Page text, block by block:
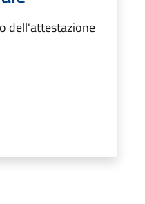
dell'attestazione